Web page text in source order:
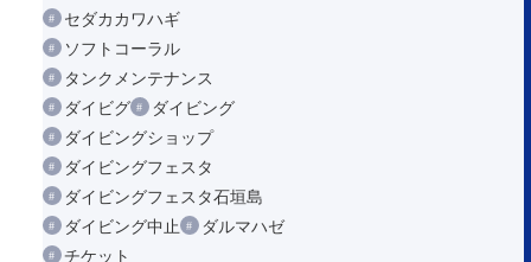
セダカカワハギ
ソフトコーラル
タンクメンテナンス
ダイビグ
ダイビング
ダイビングショップ
ダイビングフェスタ
ダイビングフェスタ石垣島
ダイビング中止
ダルマハゼ
チケット